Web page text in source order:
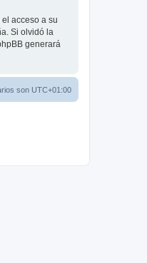
acceso a su
Si olvidó la
generará
son UTC+01:00